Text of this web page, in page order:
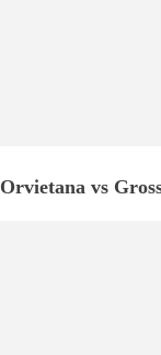
Orvietana vs